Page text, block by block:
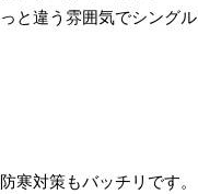
と違う雰囲気でシング
寒対策もバッチリです。